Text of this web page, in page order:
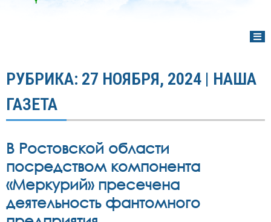
РУБРИКА: 27 НОЯБРЯ, 2024 | НАША
ГАЗЕТА
В Ростовской области
посредством компонента
«Меркурий» пресечена
деятельность фантомного